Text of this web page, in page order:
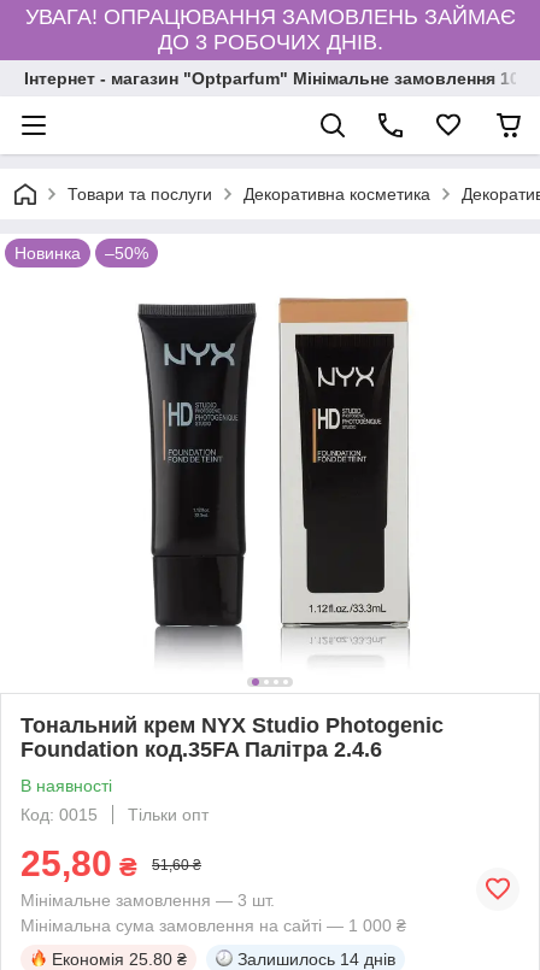
УВАГА! ОПРАЦЮВАННЯ ЗАМОВЛЕНЬ ЗАЙМАЄ
ДО 3 РОБОЧИХ ДНІВ.
Інтернет - магазин "Optparfum" Мінімальне замовлення
Товари та послуги Декоративна косметика
Новинка –50%
Тональний крем NYX Studio Photogenic
Foundation код.35FA Палітра 2.4.6
В наявності
Код: 0015
Тільки опт
25,80 ₴ 51,60 ₴
Мінімальне замовлення — 3 шт.
Мінімальна сума замовлення на сайті — 1 000 ₴
Економія 25.80 ₴ Залишилось 14 днів